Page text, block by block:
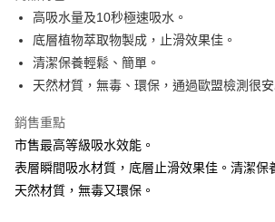
Apple Pay
街口支付
悠遊付
Google Pay
AFTEE先享後付
相關說明
【關於「AFTEE先享後付」】
高吸水量及10秒極速吸水。
底層植物萃取物製成，止滑效果佳。
清潔保養輕鬆、簡單。
天然材質，無毒、環保，通過歐盟檢測很安
銷售重點
市售最高等級吸水效能。
表層瞬間吸水材質，底層止滑效果佳。清潔保
天然材質，無毒又環保。